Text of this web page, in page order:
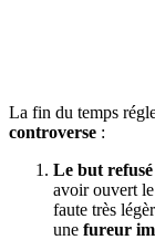
La fin du temps
controverse :
Le but refusé
avoir ouvert
faute très
une fureur